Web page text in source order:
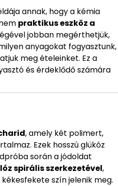
annak, hogy a kémia
praktikus eszköz a
jobban megérthetjük,
anyagokat fogyasztunk,
meg ételeinket. Ez a
és érdeklődő számára
, amely két polimert,
Ezek hosszú glükóz
során a jódoldat
spirális szerkezetével,
szín jelenik meg.